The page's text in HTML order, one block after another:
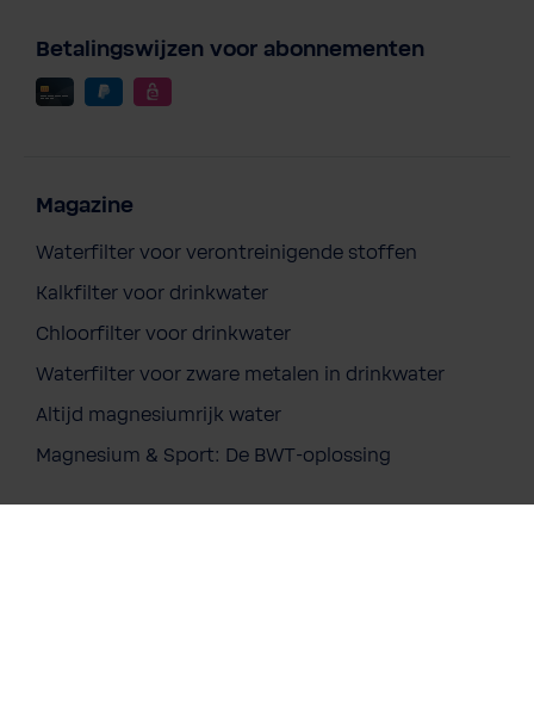
Betalingswijzen voor abonnementen
Magazine
Waterfilter voor verontreinigende stoffen
Kalkfilter voor drinkwater
Chloorfilter voor drinkwater
Waterfilter voor zware metalen in drinkwater
Altijd magnesiumrijk water
Magnesium & Sport: De BWT-oplossing